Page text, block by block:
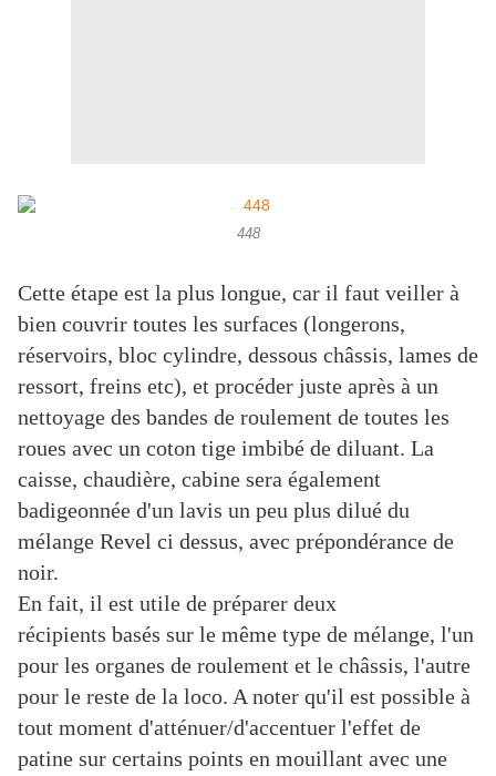
448
Cette étape est la plus longue, car il faut veiller à
bien couvrir toutes les surfaces (longerons,
réservoirs, bloc cylindre, dessous châssis, lames de
ressort, freins etc), et procéder juste après à un
nettoyage des bandes de roulement de toutes les
roues avec un coton tige imbibé de diluant. La
caisse, chaudière, cabine sera également
badigeonnée d'un lavis un peu plus dilué du
mélange Revel ci dessus, avec prépondérance de
noir.
En fait, il est utile de préparer deux
récipients basés sur le même type de mélange, l'un
pour les organes de roulement et le châssis, l'autre
pour le reste de la loco. A noter qu'il est possible à
tout moment d'atténuer/d'accentuer l'effet de
patine sur certains points en mouillant avec une